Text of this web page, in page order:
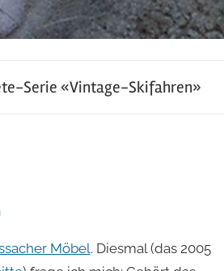
Serie «Vintage-Skifahren»
Möbel. Diesmal (das 2005